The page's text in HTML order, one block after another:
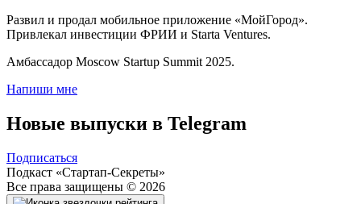
Развил и продал мобильное приложение «МойГород».
Привлекал инвестиции ФРИИ и Starta Ventures.
Амбассадор Moscow Startup Summit 2025.
Напиши мне
Новые выпуски в Telegram
Подписаться
Подкаст «Стартап-Секреты»
Все права защищены © 2026